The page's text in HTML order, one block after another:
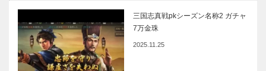
三国志真戦pkシーズン名称2 ガチャ
7万金珠
2025.11.25